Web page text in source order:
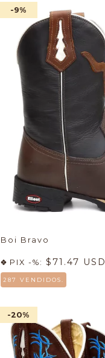
-9%
Boi Bravo
PIX -%: $71.47 USD
287 VENDIDOS.
-20%